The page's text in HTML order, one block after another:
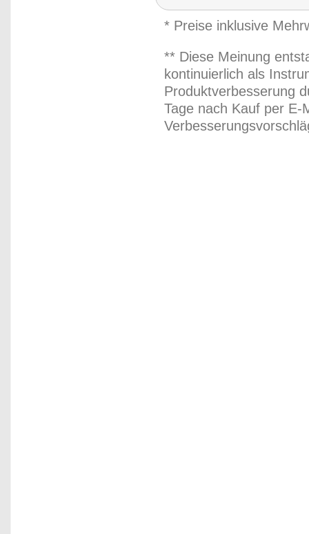
* Preise inklusive
** Diese Meinung
kontinuierlich als
Produktverbesserung
Tage nach Kauf per E-